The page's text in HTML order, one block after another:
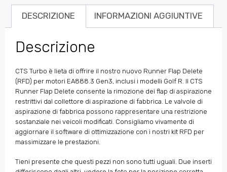
DESCRIZIONE INFORMAZIONI AGGIUNTIVE
Descrizione
CTS Turbo è lieta di offrire il nostro nuovo Runner Flap Delete
(RFD) per motori EA888.3 Gen3, inclusi i modelli Golf R. Il CTS
Runner Flap Delete consente la rimozione dei flap di aspirazione
restrittivi dal collettore di aspirazione di fabbrica. Le valvole di
aspirazione di fabbrica possono rappresentare una restrizione
sostanziale nei veicoli modificati. Consigliamo vivamente di
aggiornare il software di ottimizzazione con i nostri kit RFD per
massimizzare le prestazioni.
Tieni presente che questi pezzi non sono tutti uguali. Due inserti